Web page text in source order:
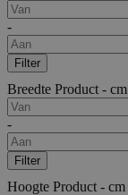
-
Filter
Breedte Product - cm
-
Filter
Hoogte Product - cm